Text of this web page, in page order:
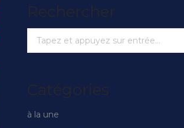
Rechercher
Recherche
:
Catégories
à la une